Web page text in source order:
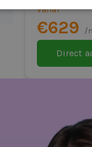
Vanaf
€629 /
Direct